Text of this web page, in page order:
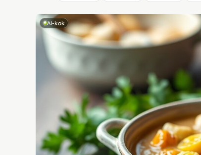
AI-kok